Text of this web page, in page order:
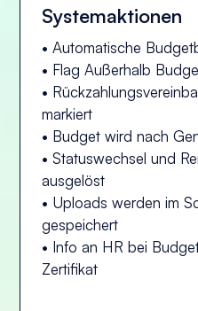
Systemaktionen
• Automatische
• Flag Außerhalb
•
markiert
• Budget wird nach
• Statuswechsel und
ausgelöst
• Uploads werden im
gespeichert
• Info an HR bei
Zertifikat